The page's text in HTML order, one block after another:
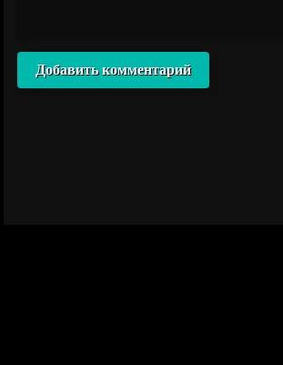
Добавить комментарий